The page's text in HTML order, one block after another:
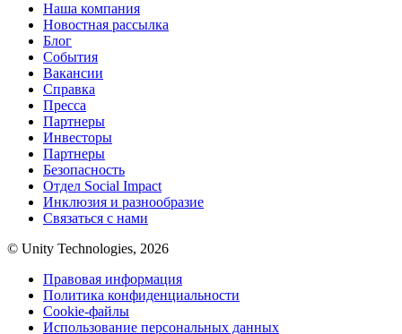
Наша компания
Новостная рассылка
Блог
События
Вакансии
Справка
Пресса
Партнеры
Инвесторы
Партнеры
Безопасность
Отдел Social Impact
Инклюзия и разнообразие
Связаться с нами
© Unity Technologies, 2026
Правовая информация
Политика конфиденциальности
Cookie-файлы
Использование персональных данных